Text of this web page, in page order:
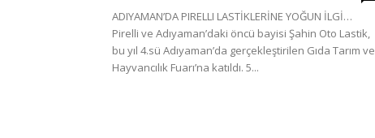
ADIYAMAN’DA PIRELLI LASTİKLERİNE YOĞUN İLGİ…
Pirelli ve Adıyaman’daki öncü bayisi Şahin Oto Lastik,
bu yıl 4.sü Adıyaman’da gerçekleştirilen Gıda Tarım ve
Hayvancılık Fuarı’na katıldı. 5...